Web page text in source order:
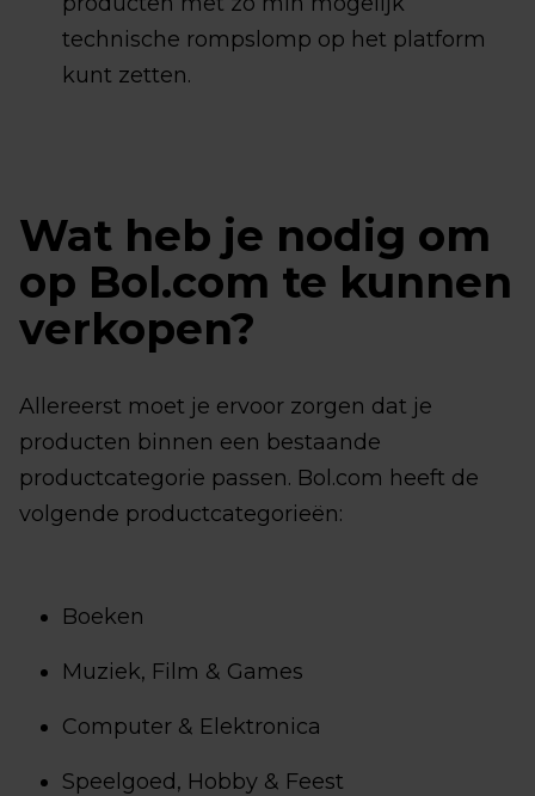
technische rompslomp op het platform
kunt zetten.
Wat heb je nodig om
op Bol.com te kunnen
verkopen?
Allereerst moet je ervoor zorgen dat je
producten binnen een bestaande
productcategorie passen. Bol.com heeft de
volgende productcategorieën:
Boeken
Muziek, Film & Games
Computer & Elektronica
Speelgoed, Hobby & Feest